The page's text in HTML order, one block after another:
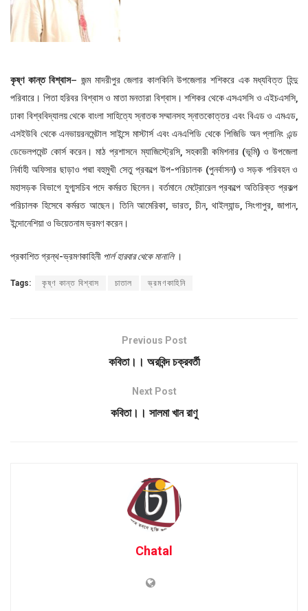
কৃষ্ণ কান্ত বিশ্বাস– জন্ম মাদরীপুর জেলার কালকিনি উপজেলার শশিকরে এক মধ্যবিত্ত হিন্দু
পরিবারে। পিতা হরিবর বিশ্বাস ও মাতা মনতারা বিশ্বাস। শশিকর থেকে এসএসসি ও এইচএসসি,
ঢাকা বিশ্ববিদ্যালয় থেকে বাংলা সাহিত্যে স্নাতক সম্মানসহ স্নাতকোত্তর এবং বিএড ও এমএড,
এসইউবি থেকে এনভায়রনমেন্টাল সাইন্সে মাস্টার্স এবং এনএপিডি থেকে পিজিডি অন প্লানিং এন্ড
ডেভেলপমেন্ট কোর্স করেন। মাঠ প্রশাসনে ম্যাজিস্ট্রেসি, সহকারী কমিশনার (ভূমি) ও উপজেলা
নির্বাহী অফিসার ছাড়াও পদ্মা বহুমুখী সেতু প্রকল্পে উপ-পরিচালক (পুনর্বাসন) ও সড়ক পরিবহন ও
মহাসড়ক বিভাগে যুগ্মসচিব পদে কর্মরত ছিলেন। বর্তমানে মেট্রোরেল প্রকল্পে অতিরিক্ত প্রকল্প
পরিচালক হিসেবে কর্মরত আছেন। তিনি আমেরিকা, ভারত, চীন, থাইল্যান্ড, সিংগাপুর, জাপান,
ইন্দোনেশিয়া ও ভিয়েতনাম ভ্রমণ করেন।
প্রকাশিত গ্রন্থ-ভ্রমণকাহিনী পার্ল হারবার থেকে মানালি।
Tags: কৃষ্ণ কান্ত বিশ্বাস চাতাল ভ্রমণকাহিনি
Previous Post
কবিতা।। অরবিন্দ চক্রবর্তী
Next Post
কবিতা।। সালমা খান রাণু
Chatal